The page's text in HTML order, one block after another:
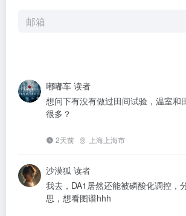
嘟嘟车 读者
想问下有没有做过田间试验，温室和
很多？
2天前 上海上海市
沙漠狐 读者
我去，DA1居然还能被磷酸化调控，
思，想看图谱hhh